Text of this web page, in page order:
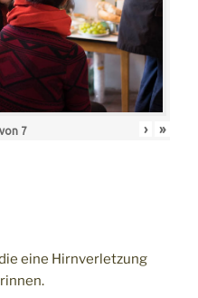
von 7 › »
eine Hirnverletzung